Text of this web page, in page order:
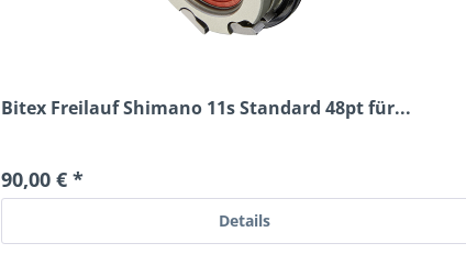
Bitex Freilauf Shimano 11s Standard 48pt für...
90,00 € *
Details